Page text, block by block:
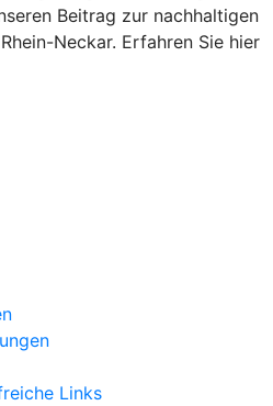
Beitrag zur nachhaltigen
Neckar. Erfahren Sie hier
Links